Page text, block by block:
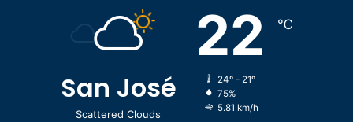
San José
Scattered Clouds
22 ℃
24º - 21º
75%
5.81 km/h